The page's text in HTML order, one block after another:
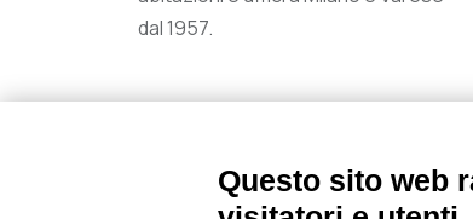
dal 1957.
Questo sito web